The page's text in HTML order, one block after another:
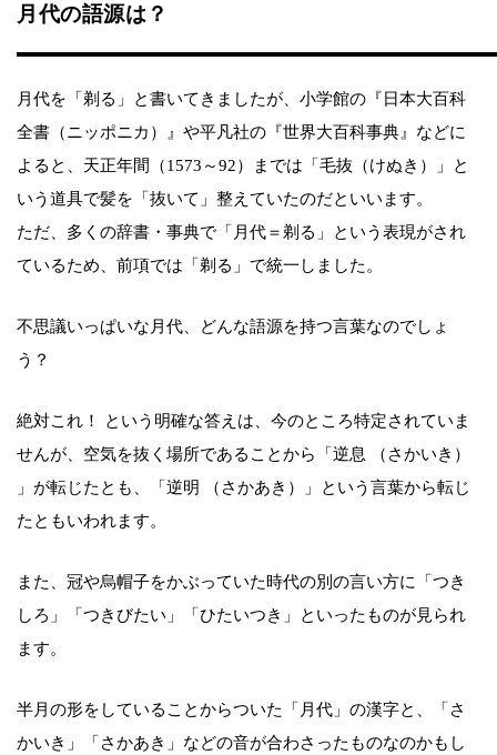
月代の語源は？
月代を「剃る」と書いてきましたが、小学館の『日本大百科
全書（ニッポニカ）』や平凡社の『世界大百科事典』などに
よると、天正年間（1573～92）までは「毛抜（けぬき）」と
いう道具で髪を「抜いて」整えていたのだといいます。
ただ、多くの辞書・事典で「月代＝剃る」という表現がされ
ているため、前項では「剃る」で統一しました。
不思議いっぱいな月代、どんな語源を持つ言葉なのでしょ
う？
絶対これ！ という明確な答えは、今のところ特定されていま
せんが、空気を抜く場所であることから「逆息 （さかいき）
」が転じたとも、「逆明 （さかあき）」という言葉から転じ
たともいわれます。
また、冠や烏帽子をかぶっていた時代の別の言い方に「つき
しろ」「つきびたい」「ひたいつき」といったものが見られ
ます。
半月の形をしていることからついた「月代」の漢字と、「さ
かいき」「さかあき」などの音が合わさったものなのかもし